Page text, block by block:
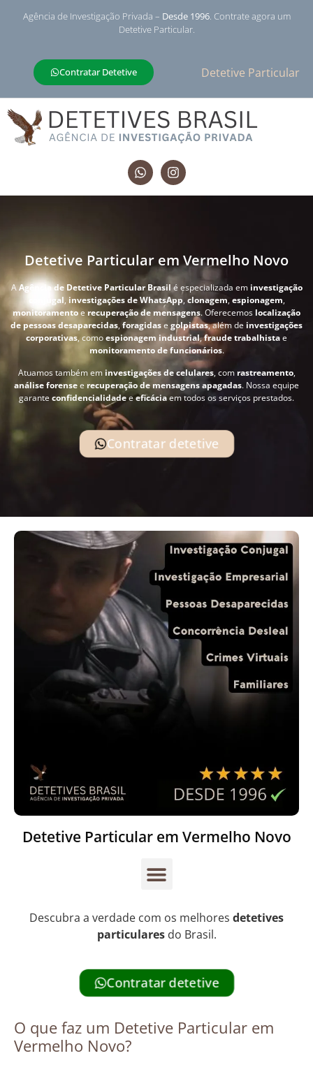
Agência de Investigação Privada – Desde 1996. Contrate agora um
Detetive Particular.
Contratar Detetive Detetive Particular
Detetive Particular em Vermelho Novo
AAgência de Detetive Particular Brasil é especializada em investigação
conjugal, investigações de WhatsApp, clonagem,espionagem,
monitoramentoe recuperação de mensagens. Oferecemos localização
de pessoas desaparecidas, foragidase golpistas, além de investigações
corporativas, comoespionagem industrial,fraude trabalhistae
monitoramento de funcionários.
Atuamos também em investigações de celulares, com rastreamento,
análise forensee recuperação de mensagens apagadas. Nossa equipe
garante confidencialidadeeeficáciaem todos os serviços prestados.
Contratar detetive
Detetive Particular em Vermelho Novo
Descubra a verdade com os melhores detetives
particularesdo Brasil.
Contratar detetive
O que faz um Detetive Particular em
Vermelho Novo?